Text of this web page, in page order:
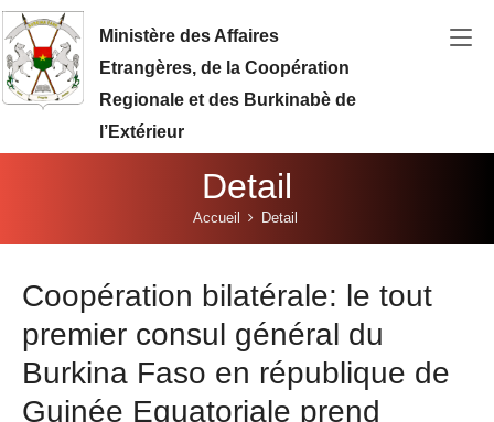
Aller au contenu principal
Ministère des Affaires
Etrangères, de la Coopération
Regionale et des Burkinabè de
l’Extérieur
Detail
Accueil Detail
Coopération bilatérale: le tout
premier consul général du
Burkina Faso en république de
Guinée Equatoriale prend